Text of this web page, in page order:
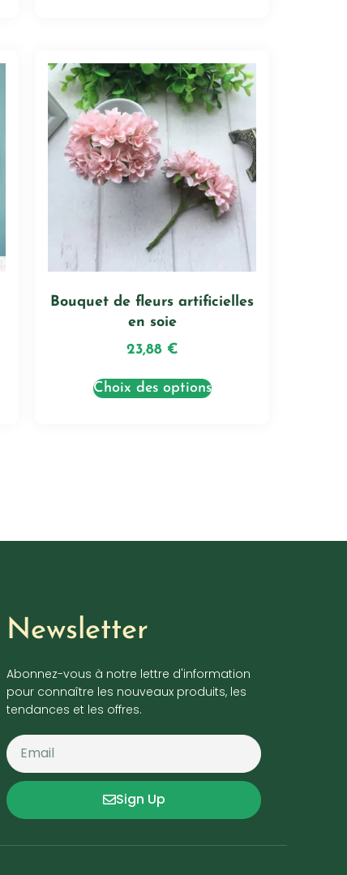
Bouquet de fleurs artificielles
en soie
23,88 €
Choix des options
Newsletter
Abonnez-vous à notre lettre d'information
pour connaître les nouveaux produits, les
tendances et les offres.
Sign Up